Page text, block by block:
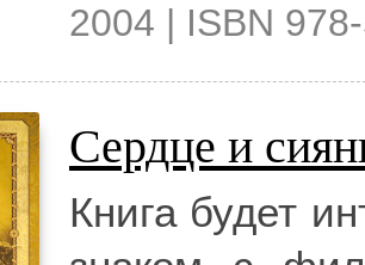
2004 | ISBN
Сердце и
Книга будет